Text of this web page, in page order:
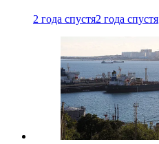
2 года спустя2 года спустя